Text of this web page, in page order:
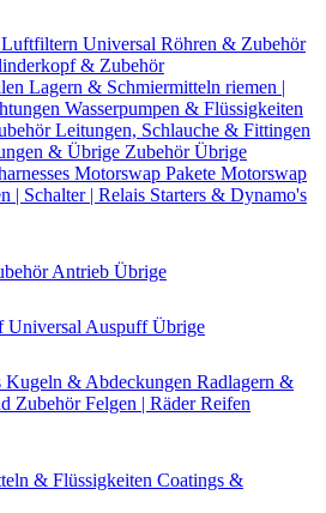
Luftfiltern Universal Röhren & Zubehör
& Zubehör
Lagern & Schmiermitteln riemen |
Wasserpumpen & Flüssigkeiten
Leitungen, Schlauche & Fittingen
& Übrige ZubehörÜbrige
Motorswap Pakete Motorswap
| Schalter | Relais Starters & Dynamo's
Antrieb Übrige
Universal Auspuff Übrige
Kugeln & Abdeckungen Radlagern &
ZubehörFelgen | RäderReifen
& Flüssigkeiten Coatings &